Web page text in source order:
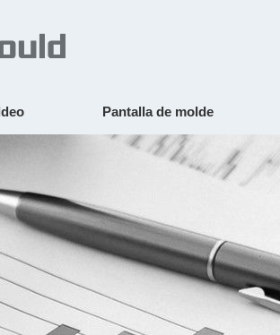
Pantalla de molde